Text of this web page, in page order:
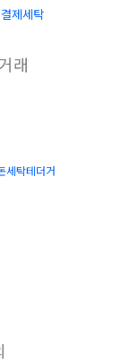
제세탁
래
세탁테더거